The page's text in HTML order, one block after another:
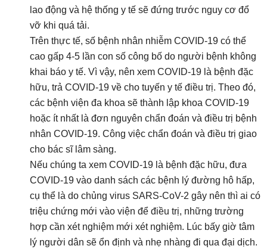
lao động và hệ thống y tế sẽ đứng trước nguy cơ đổ
vỡ khi quá tải.
Trên thực tế, số bệnh nhân nhiễm COVID-19 có thể
cao gấp 4-5 lần con số công bố do người bệnh không
khai báo y tế. Vì vậy, nên xem COVID-19 là bệnh đặc
hữu, trả COVID-19 về cho tuyến y tế điều trị. Theo đó,
các bệnh viện đa khoa sẽ thành lập khoa COVID-19
hoặc ít nhất là đơn nguyên chẩn đoán và điều trị bệnh
nhân COVID-19. Công việc chẩn đoán và điều trị giao
cho bác sĩ lâm sàng.
Nếu chúng ta xem COVID-19 là bệnh đặc hữu, đưa
COVID-19 vào danh sách các bệnh lý đường hô hấp,
cụ thể là do chủng virus SARS-CoV-2 gây nên thì ai có
triệu chứng mới vào viện để điều trị, những trường
hợp cần xét nghiệm mới xét nghiệm. Lúc bấy giờ tâm
lý người dân sẽ ổn định và nhẹ nhàng đi qua đại dịch.